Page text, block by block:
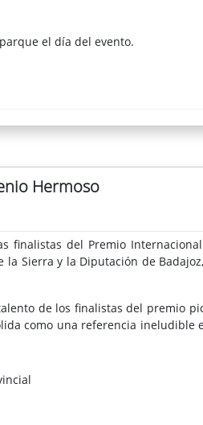
el día del evento.
Hermoso
finalistas del Premio
Sierra y la Diputación de
de los finalistas del premio
como una referencia ineludible